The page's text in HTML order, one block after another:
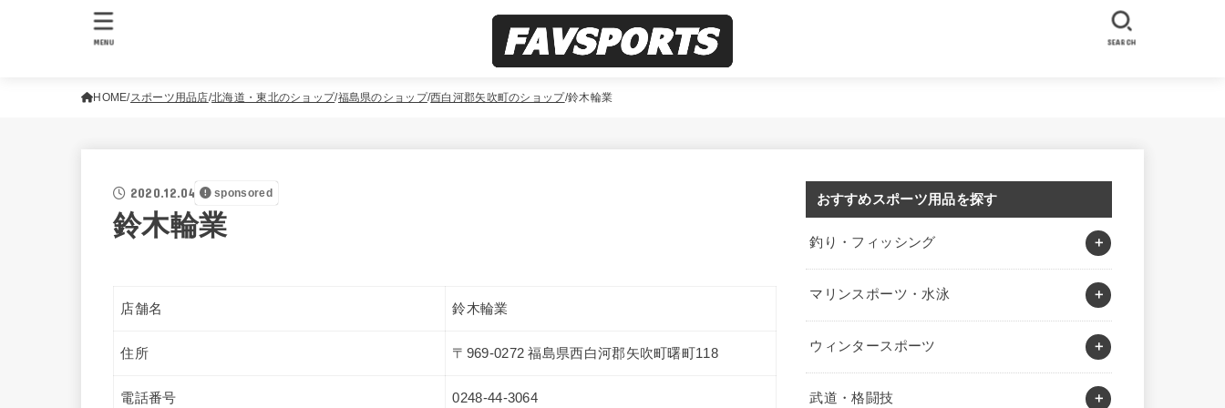
SEARCH
MENU
HOME スポーツ用品店 北海道・東北のショップ 福島県のショップ 西白河郡矢吹町のショップ 鈴木輪業
2020.12.04 sponsored
鈴木輪業
店舗名 鈴木輪業
住所 〒969-0272 福島県西白河郡矢吹町曙町118
電話番号 0248-44-3064
おすすめスポーツ用品を探す
釣り・フィッシング
マリンスポーツ・水泳
ウィンタースポーツ
武道・格闘技